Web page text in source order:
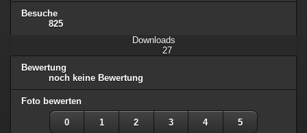
Besuche
825
Downloads
27
Bewertung
noch keine Bewertung
Foto bewerten
0 1 2 3 4 5